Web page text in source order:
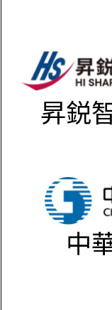
昇鋭
中